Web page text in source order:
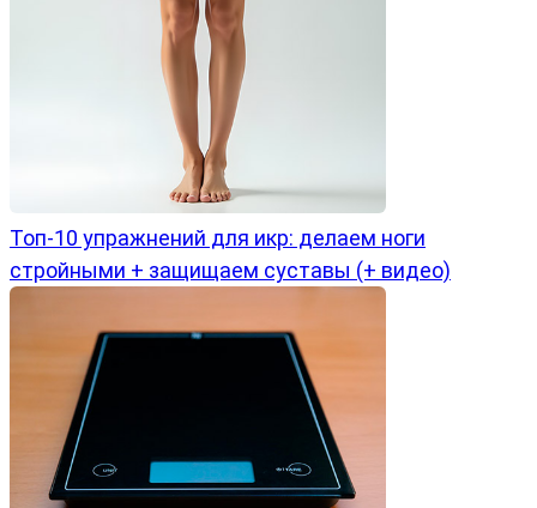
Топ-10 упражнений для икр: делаем ноги
стройными + защищаем суставы (+ видео)